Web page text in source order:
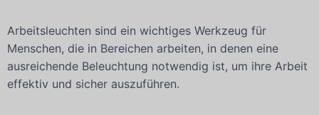
Arbeitsleuchten sind ein wichtiges Werkzeug für
Menschen, die in Bereichen arbeiten, in denen eine
ausreichende Beleuchtung notwendig ist, um ihre Arbeit
effektiv und sicher auszuführen.